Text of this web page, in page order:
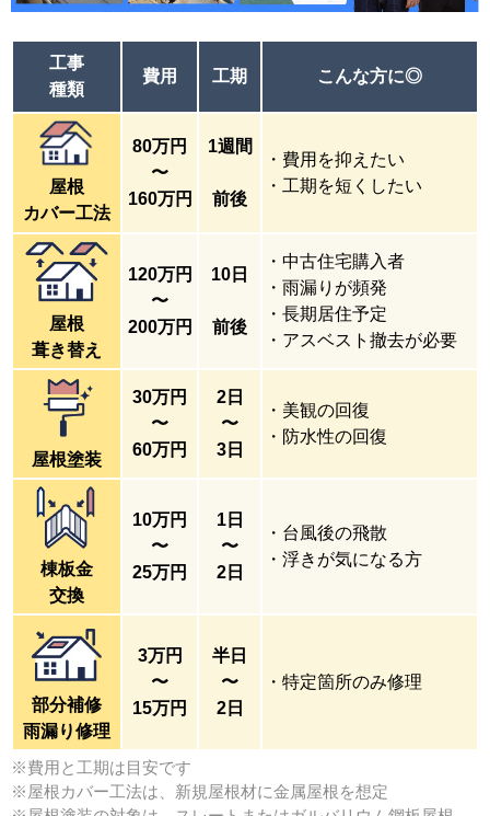
工事
種類
費用 工期 こんな方に◎
屋根
カバー工法
80万円
〜
160万円
1週間
前後
・費用を抑えたい
・工期を短くしたい
屋根
葺き替え
120万円
〜
200万円
10日
前後
・中古住宅購入者
・雨漏りが頻発
・長期居住予定
・アスベスト撤去が必要
屋根塗装
30万円
〜
60万円
2日
〜
3日
・美観の回復
・防水性の回復
棟板金
交換
10万円
〜
25万円
1日
〜
2日
・台風後の飛散
・浮きが気になる方
部分補修
雨漏り修理
3万円
〜
15万円
半日
〜
2日
・特定箇所のみ修理
※費用と工期は目安です
※屋根カバー工法は、新規屋根材に金属屋根を想定